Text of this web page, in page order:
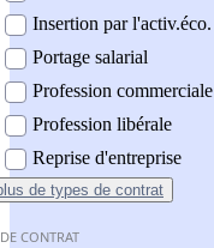
Insertion par l'activ.éco.
Portage salarial
Profession commerciale
Profession libérale
Reprise d'entreprise
de types de contrat
CONTRAT